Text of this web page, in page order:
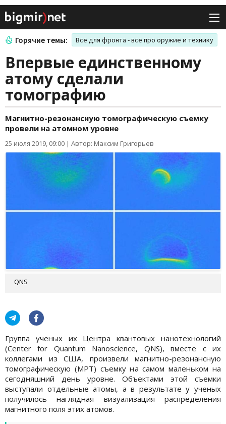
Горячие темы: Все для фронта - все про оружие и технику
Впервые единственному
атому сделали
томографию
Магнитно-резонансную томографическую съемку
провели на атомном уровне
25 июля 2019, 09:00 | Автор: Максим Григорьев
QNS
Группа ученых их Центра квантовых нанотехнологий
(Center for Quantum Nanoscience, QNS), вместе с их
коллегами из США, произвели магнитно-резонансную
томографическую (МРТ) съемку на самом маленьком на
сегодняшний день уровне. Объектами этой съемки
выступали отдельные атомы, а в результате у ученых
получилось наглядная визуализация распределения
магнитного поля этих атомов.